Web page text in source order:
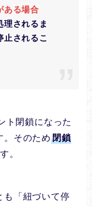
ある場合
理されるま
止されるこ
ト閉鎖になった
。そのため 閉鎖
。
も「紐づいて停